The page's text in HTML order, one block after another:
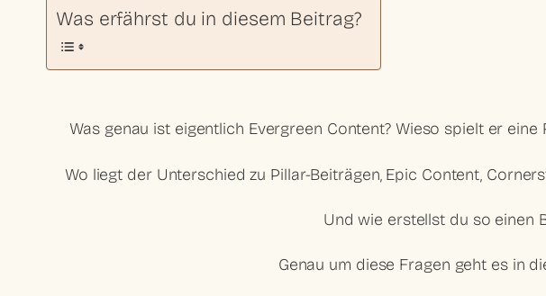
Was erfährst du in diesem Beitrag?
Was genau ist eigentlich Evergreen Content? Wieso spielt er eine
Wo liegt der Unterschied zu Pillar-Beiträgen, Epic Content,
Und wie erstellst du so einen
Genau um diese Fragen geht es in